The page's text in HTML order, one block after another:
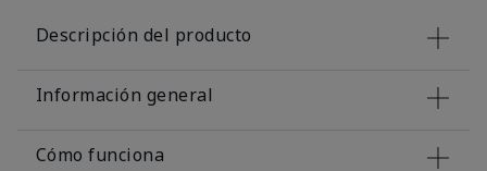
Descripción del producto
Información general
Cómo funciona